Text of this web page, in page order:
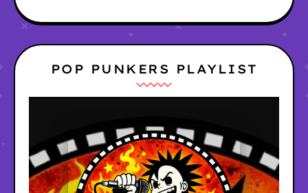
POP PUNKERS PLAYLIST